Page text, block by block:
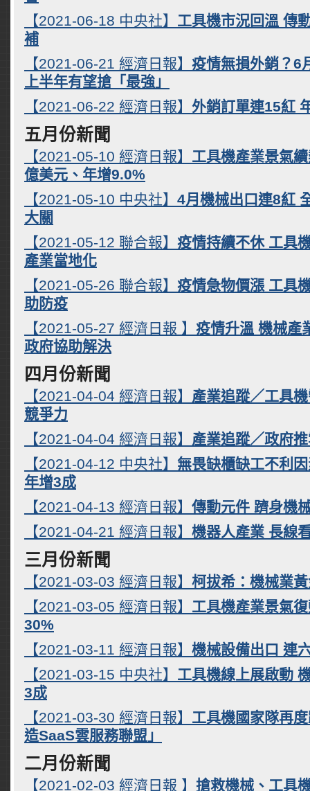
【2021-06-18 中央社】 工具機市況回溫 傳
補
【2021-06-21 經濟日報】 疫情無損外銷？6
上半年有望搶「最強」
【2021-06-22 經濟日報】 外銷訂單連15紅
五月份新聞
【2021-05-10 經濟日報】 工具機產業景氣
億美元、年增9.0%
【2021-05-10 中央社】 4月機械出口連8紅
大關
【2021-05-12 聯合報】 疫情持續不休 工具
產業當地化
【2021-05-26 聯合報】 疫情急物價漲 工具
助防疫
【2021-05-27 經濟日報 】 疫情升溫 機械產
政府協助解決
四月份新聞
【2021-04-04 經濟日報】 產業追蹤／工具
競爭力
【2021-04-04 經濟日報】 產業追蹤／政府
【2021-04-12 中央社】 無畏缺櫃缺工不利
年增3成
【2021-04-13 經濟日報】 傳動元件 躋身機
【2021-04-21 經濟日報】 機器人產業 長線
三月份新聞
【2021-03-03 經濟日報】 柯拔希：機械業
【2021-03-05 經濟日報】 工具機產業景氣
30%
【2021-03-11 經濟日報】 機械設備出口 連
【2021-03-15 中央社】 工具機線上展啟動
3成
【2021-03-30 經濟日報】 工具機國家隊再
造SaaS雲服務聯盟」
二月份新聞
【2021-02-03 經濟日報 】 搶救機械、工具